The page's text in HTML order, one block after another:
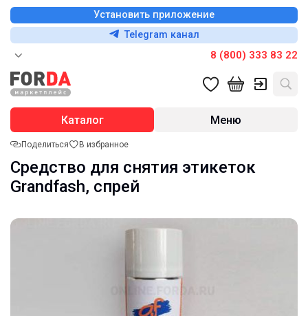
Установить приложение
Telegram канал
8 (800) 333 83 22
Каталог Меню
Поделиться В избранное
Средство для снятия этикеток
Grandfash, спрей